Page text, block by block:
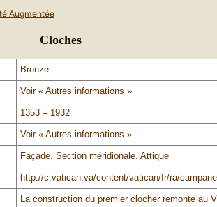
Augmentée
Cloches
Bronze
Voir « Autres informations »
1353 – 1932
Voir « Autres informations »
Façade. Section méridionale. Attique
http://c.vatican.va/content/vatican/fr/ra/
La construction du premier clocher remonte au